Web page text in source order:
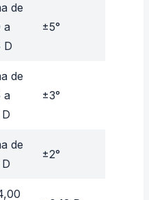
de
a
D
±5°
de
a
±3°
de
±2°